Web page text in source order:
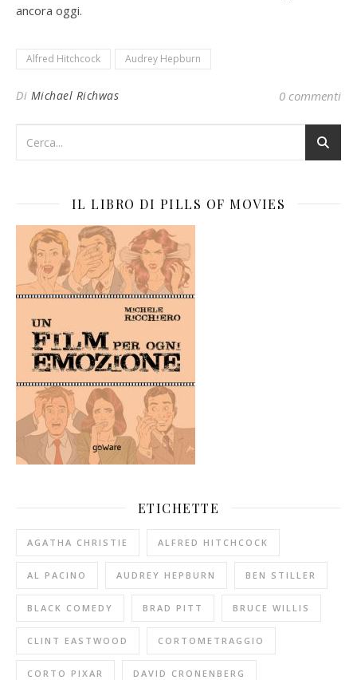
ancora oggi.
Alfred Hitchcock Audrey Hepburn
Di Michael Richwas 0 commenti
IL LIBRO DI PILLS OF MOVIES
ETICHETTE
AGATHA CHRISTIE ALFRED HITCHCOCK
AL PACINO AUDREY HEPBURN BEN STILLER
BLACK COMEDY BRAD PITT BRUCE WILLIS
CLINT EASTWOOD CORTOMETRAGGIO
CORTO PIXAR DAVID CRONENBERG